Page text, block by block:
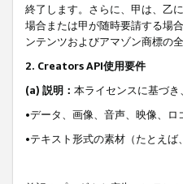
終了します。さらに、甲は、乙
場合または甲が随時要請する場
ンテンツおよびアマゾン商標の
2. Creators API使用要件
(a) 説明： 本ライセンスに基づ
•データ、画像、音声、映像、
•テキスト形式の素材（たとえば